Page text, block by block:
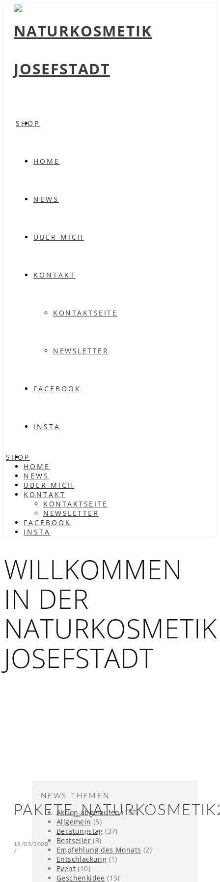
SHOP
HOME
NEWS
ÜBER MICH
KONTAKT
KONTAKTSEITE
NEWSLETTER
FACEBOOK
INSTA
SHOP
HOME
NEWS
ÜBER MICH
KONTAKT
KONTAKTSEITE
NEWSLETTER
FACEBOOK
INSTA
WILLKOMMEN
IN DER
NATURKOSMETIK
JOSEFSTADT
18/03/2020
/
NEWS THEMEN
Aktion abgelaufen(167)
Allgemein (5)
Beratungstag (37)
Bestseller (3)
Empfehlung des Monats (2)
Entschlackung (1)
Event (10)
Geschenkidee (15)